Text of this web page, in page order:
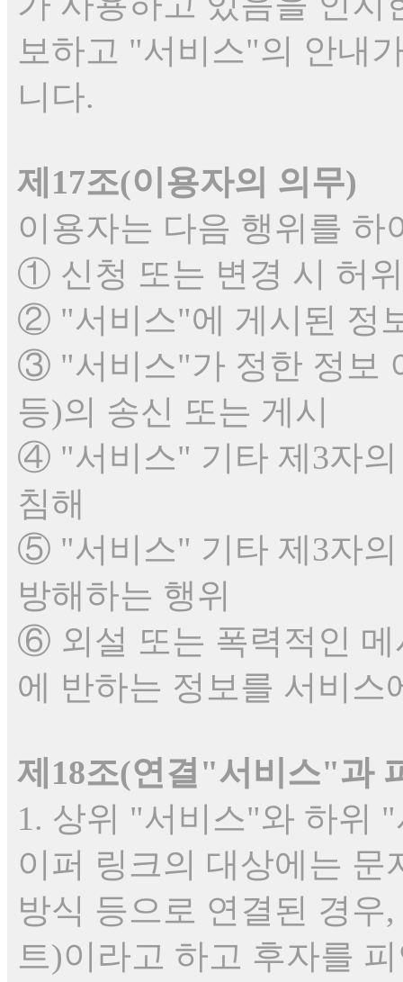
보하고 "서비스"의 안내
니다.
제17조(이용자의 의무)
이용자는 다음 행위를 하
① 신청 또는 변경 시 허
② "서비스"에 게시된 정
③ "서비스"가 정한 정보
등)의 송신 또는 게시
④ "서비스" 기타 제3자
침해
⑤ "서비스" 기타 제3자
방해하는 행위
⑥ 외설 또는 폭력적인 메
에 반하는 정보를 서비스
제18조(연결"서비스"과
1. 상위 "서비스"와 하위
이퍼 링크의 대상에는
방식 등으로 연결된 경
트)이라고 하고 후자를